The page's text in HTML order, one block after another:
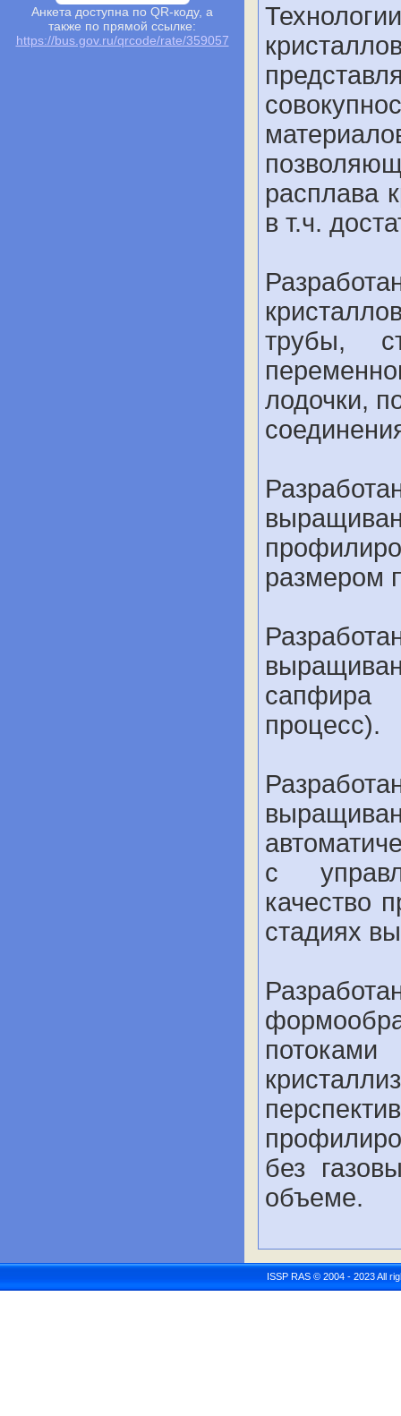
Анкета доступна по QR-коду, а
также по прямой ссылке:
https://bus.gov.ru/qrcode/rate/359057
расплава
в т.ч.
трубы,
лодочки,
размером
сапфира
процесс).
с
качество
стадиях
без
объеме.
ISSP RAS © 2004 - 2023 All